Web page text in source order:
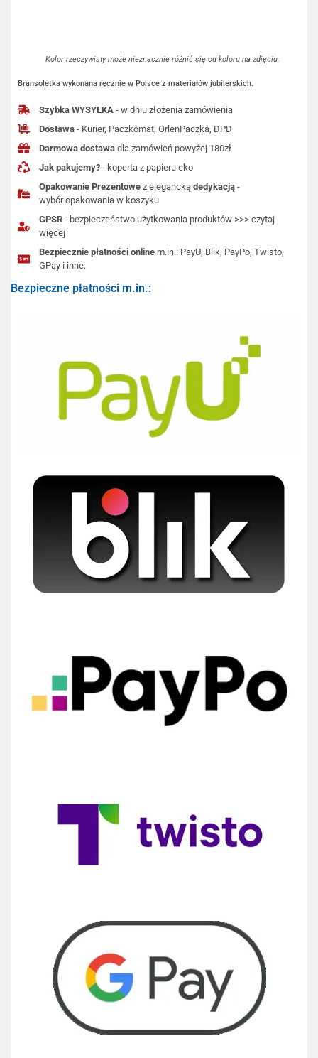
Kolor rzeczywisty może nieznacznie różnić się od koloru na zdjęciu.
Bransoletka wykonana ręcznie w Polsce z materiałów jubilerskich.
Szybka WYSYŁKA - w dniu złożenia zamówienia
Dostawa - Kurier, Paczkomat, OrlenPaczka, DPD
Darmowa dostawa dla zamówień powyżej 180zł
Jak pakujemy? - koperta z papieru eko
Opakowanie Prezentowe z eleganckądedykacją -
wybór opakowania w koszyku
GPSR - bezpieczeństwo użytkowania produktów >>> czytaj
więcej
Bezpiecznie płatności online m.in.: PayU, Blik, PayPo, Twisto,
GPay i inne.
Bezpieczne płatności m.in.: